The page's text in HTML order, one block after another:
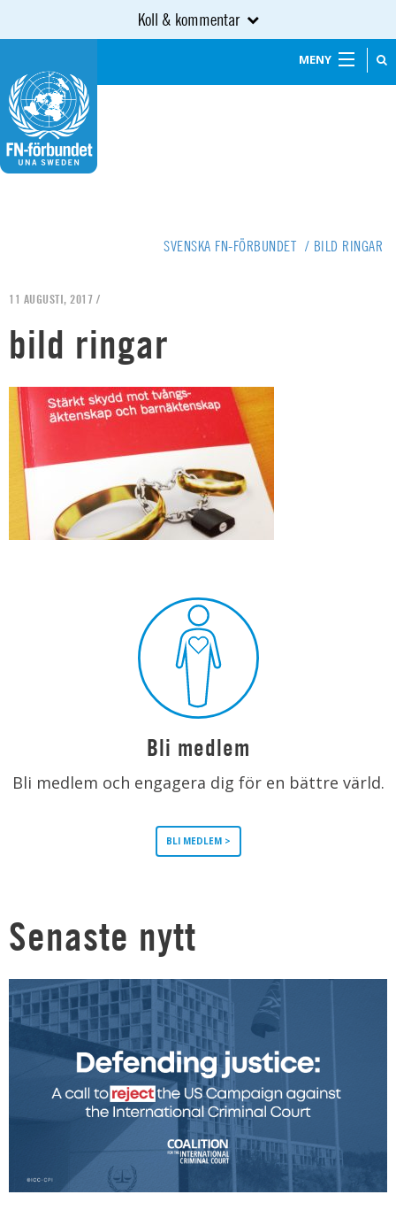
Koll & kommentar
MENY
SVENSKA FN-FÖRBUNDET / BILD RINGAR
11 AUGUSTI, 2017 /
bild ringar
Bli medlem
Bli medlem och engagera dig för en bättre värld.
BLI MEDLEM >
Senaste nytt